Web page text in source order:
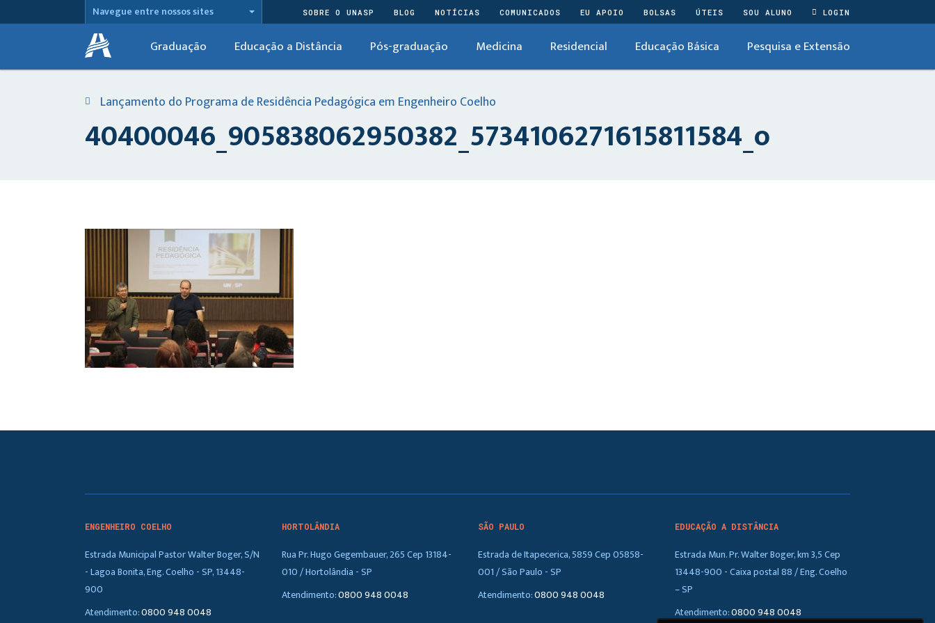
Navegue entre nossos sites SOBRE O UNASP BLOG NOTÍCIAS COMUNICADOS EU APOIO BOLSAS ÚTEIS SOU ALUNO LOGIN
Graduação Educação a Distância Pós-graduação Medicina Residencial Educação Básica Pesquisa e Extensão
Lançamento do Programa de Residência Pedagógica em Engenheiro Coelho
40400046_905838062950382_5734106271615811584_o
ENGENHEIRO COELHO
Estrada Municipal Pastor Walter Boger, S/N
- Lagoa Bonita, Eng. Coelho - SP, 13448-
900
Atendimento:0800 948 0048
HORTOLÂNDIA
Rua Pr. Hugo Gegembauer, 265 Cep 13184-
010 / Hortolândia - SP
Atendimento:0800 948 0048
SÃO PAULO
Estrada de Itapecerica, 5859 Cep 05858-
001 / São Paulo - SP
Atendimento:0800 948 0048
EDUCAÇÃO A DISTÂNCIA
Estrada Mun. Pr. Walter Boger, km 3,5 Cep
13448-900 - Caixa postal 88 / Eng. Coelho
– SP
Atendimento:0800 948 0048